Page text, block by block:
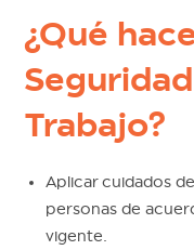
¿Qué
Trabajo?
Aplicar cuidados
personas de
vigente.